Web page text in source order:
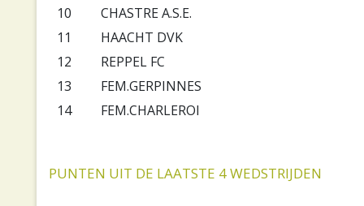
10
CHASTRE A.S.E.
11
HAACHT DVK
12
REPPEL FC
13
FEM.GERPINNES
14
FEM.CHARLEROI
PUNTEN UIT DE LAATSTE 4 WEDSTRIJDEN